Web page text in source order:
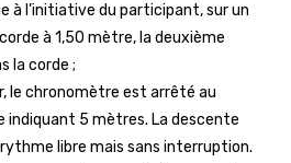
à l’initiative du participant, sur un
à 1,50 mètre, la deuxième
la corde ;
le chronomètre est arrêté au
indiquant 5 mètres. La descente
libre mais sans interruption.